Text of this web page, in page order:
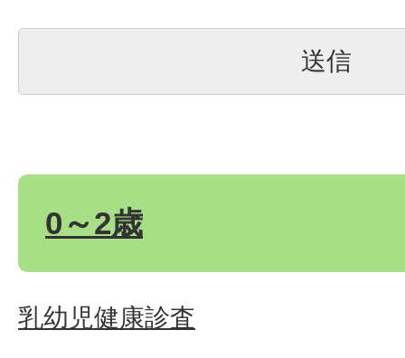
0～2歳
乳幼児健康診査